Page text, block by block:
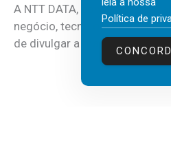
A NTT DATA, consultora
negócio, tecnologia e
de divulgar a mais recente...
Política de